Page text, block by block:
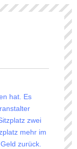
hat. Es
zwei
mehr im
zurück.